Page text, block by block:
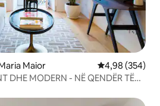
Maior Vlerësimi
4,98 (354)
DHE MODERN - NË QENDËR TË